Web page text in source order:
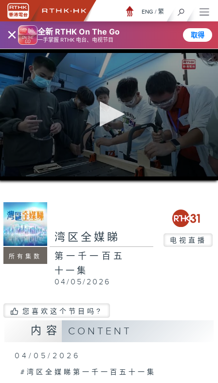
× 全新 RTHK On The Go
一手掌握 RTHK 电台、电视节目
取得
ENG / 繁
0
seconds
minutes,
6
seconds
所有集数
湾区全媒睇 电视直播
第一千一百五
十一集
04/05/2026
您喜欢这个节目吗?
内容 CONTENT
04/05/2026
#湾区全媒睇第一千一百五十一集